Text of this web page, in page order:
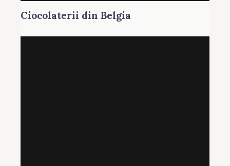
Ciocolaterii din Belgia